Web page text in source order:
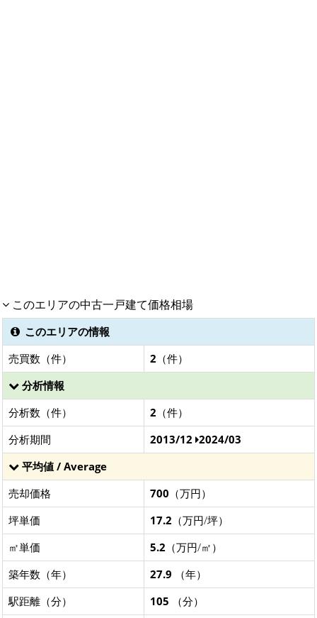
このエリアの中古一戸建て価格相場
このエリアの情報
売買数（件）
2 （件）
分析情報
分析数（件）
2 （件）
分析期間
2013/12 2024/03
平均値 / Average
売却価格
700 （万円）
坪単価
17.2 （万円/坪）
㎡単価
5.2 （万円/㎡）
築年数（年）
27.9 （年）
駅距離（分）
105 （分）